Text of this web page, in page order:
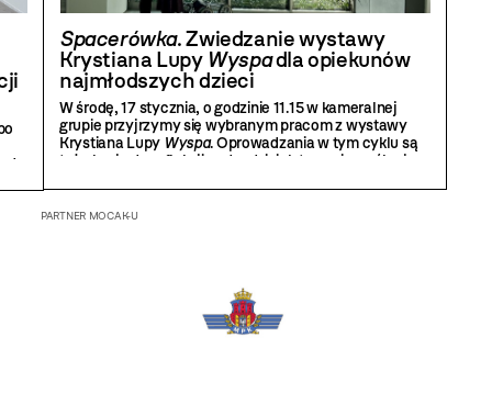
Spacerówka. Zwiedzanie wystawy
Krystiana Lupy Wyspadla opiekunów
najmłodszych dzieci
W środę, 17 stycznia, o godzinie 11.15 w kameralnej
grupie przyjrzymy się wybranym pracom z wystawy
Krystiana Lupy Wyspa. Oprowadzania w tym cyklu są
też okazją do refleksji nad rodzicielstwem i wspólnej
PARTNER MOCAK-U